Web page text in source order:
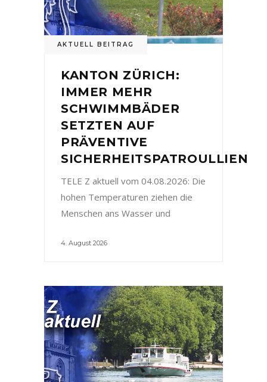
AKTUELL BEITRAG
KANTON ZÜRICH:
IMMER MEHR
SCHWIMMBÄDER
SETZTEN AUF
PRÄVENTIVE
SICHERHEITSPATROULLIEN
TELE Z aktuell vom 04.08.2026: Die
hohen Temperaturen ziehen die
Menschen ans Wasser und
4. August 2026